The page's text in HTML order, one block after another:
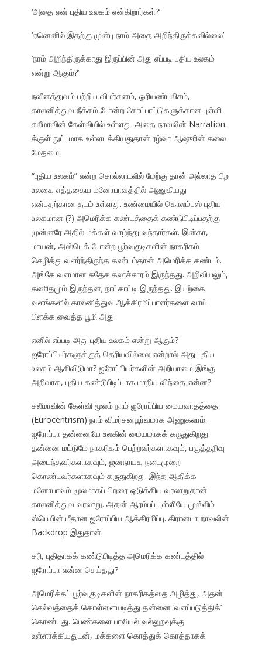
‘அதை ஏன் புதிய உலகம் என்கிறார்கள்?’
‘ஏனெனில் இதற்கு முன்பு நாம் அதை அறிந்திருக்கவில்லை’
‘நாம் அறிந்திருக்காது இருப்பின் அது எப்படி புதிய உலகம்
என்று ஆகும்?’
நவீனத்துவம் பற்றிய விமர்சனம், ஓரியண்டலிசம்,
காலனித்துவ நீக்கம் போன்ற கோட்பாட்டுகளுக்கான புள்ளி
சலீமாவின் கேள்வியில் உள்ளது. அதை நாவலின் Narration-
க்குள் நுட்பமாக உள்ளடக்கியதுதான் ரழ்வா ஆஷுரின் கலை
மேதமை.
“புதிய உலகம்” என்ற சொல்லாடலில் மேற்கு தான் அல்லாத பிற
உலகை எத்தகைய மனோபாவத்தில் அணுகியது
என்பதற்கான தடம் உள்ளது. உண்மையில் கொலம்பஸ் புதிய
உலகமான (?) அமெரிக்க கண்டத்தைக் கண்டுபிடிப்பதற்கு
முன்னரே அதில் மக்கள் வாழ்ந்து வந்தார்கள். இன்கா,
மாயன், அஸ்டெக் போன்ற பூர்வகுடிகளின் நாகரிகம்
செழித்து வளர்ந்திருந்த கண்டம்தான் அமெரிக்க கண்டம்.
அங்கே வளமான சுதேச கலாச்சாரம் இருந்தது. அறிவியலும்,
கணிதமும் இருந்தன; நாட்காட்டி இருந்தது. இயற்கை
வளங்களில் காலனித்துவ ஆக்கிரமிப்பாளர்களை வாய்
பிளக்க வைத்த பூமி அது.
எனில் எப்படி அது புதிய உலகம் என்று ஆகும்?
ஐரோப்பியர்களுக்குத் தெரியவில்லை என்றால் அது புதிய
உலகம் ஆகிவிடுமா? ஐரோப்பியர்களின் அறியாமை இங்கு
அறிவாக, புதிய கண்டுபிடிப்பாக மாறிய விந்தை என்ன?
சலீமாவின் கேள்வி மூலம் நாம் ஐரோப்பிய மையவாதத்தை
(Eurocentrism) நாம் விமர்சனபூர்வமாக அணுகலாம்.
ஐரோப்பா தன்னையே உலகின் மையமாகக் கருதுகிறது.
தன்னை மட்டுமே நாகரிகம் பெற்றவர்களாகவும், பகுத்தறிவு
அடைந்தவர்களாகவும், ஜனநாயக நடைமுறை
கொண்டவர்களாகவும் கருதுகிறது. இந்த ஆதிக்க
மனோபாவம் மூலமாகப் பிறரை ஒடுக்கிய வரலாறுதான்
காலனித்துவ வரலாறு. அதன் ஆரம்பப் புள்ளியே முஸ்லிம்
ஸ்பெயின் மீதான ஐரோப்பிய ஆக்கிரமிப்பு. கிரானடா நாவலின்
Backdrop இதுதான்.
சரி, புதிதாகக் கண்டுபிடித்த அமெரிக்க கண்டத்தில்
ஐரோப்பா என்ன செய்தது?
அமெரிக்கப் பூர்வகுடிகளின் நாகரிகத்தை அழித்து, அதன்
செல்வத்தைக் கொள்ளையடித்து தன்னை ‘வளப்படுத்திக்’
கொண்டது. பெண்களை பாலியல் வல்லுறவுக்கு
உள்ளாக்கியதுடன், மக்களை கொத்துக் கொத்தாகக்